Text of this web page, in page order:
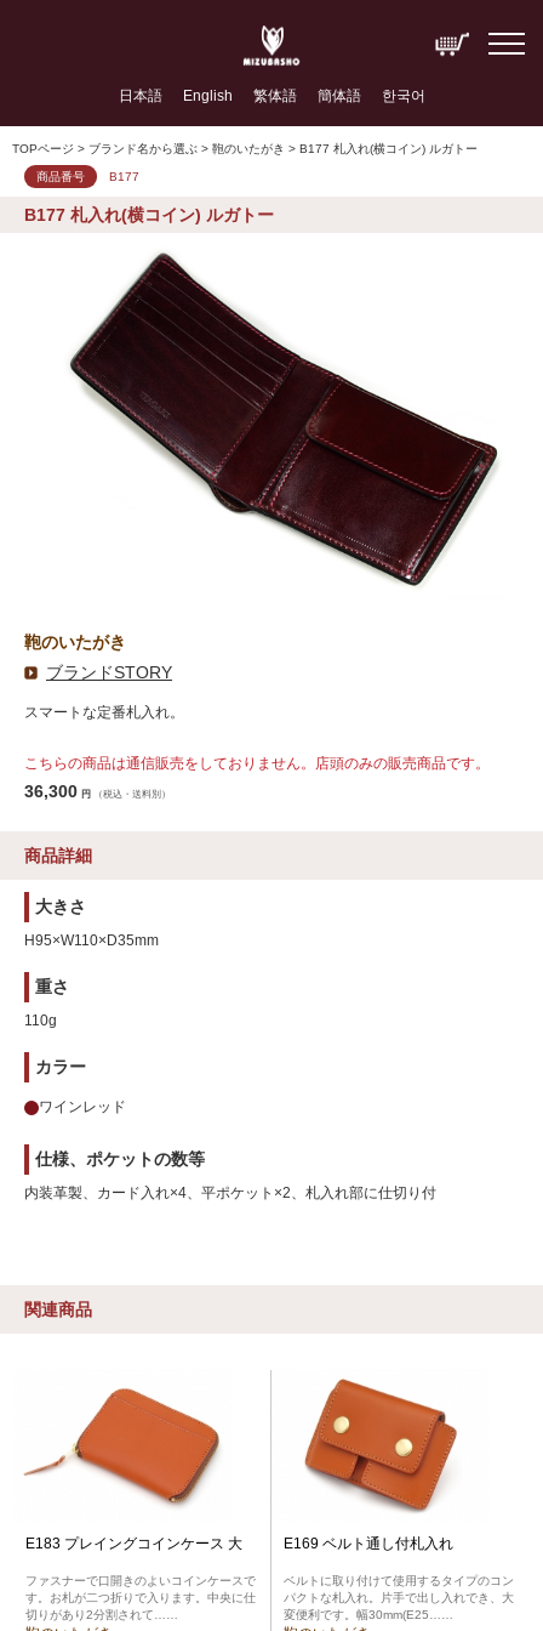
日本語 English 繁体語 簡体語 한국어
TOPページ > ブランド名から選ぶ > 鞄のいたがき > B177 札入れ(横コイン) ルガトー
B177 札入れ(横コイン) ルガトー
商品番号 B177
鞄のいたがき
ブランドSTORY
スマートな定番札入れ。
こちらの商品は通信販売をしておりません。店頭のみの販売商品です。
36,300 円 （税込・送料別）
商品詳細
大きさ
H95×W110×D35mm
重さ
110g
カラー
ワインレッド
仕様、ポケットの数等
内装革製、カード入れ×4、平ポケット×2、札入れ部に仕切り付
関連商品
E183 プレイングコインケース 大
ファスナーで口開きのよいコインケースで
す。お札が二つ折りで入ります。中央に仕
切りがあり2分割されて……
E169 ベルト通し付札入れ
ベルトに取り付けて使用するタイプのコン
パクトな札入れ。片手で出し入れでき、大
変便利です。幅30mm(E25……